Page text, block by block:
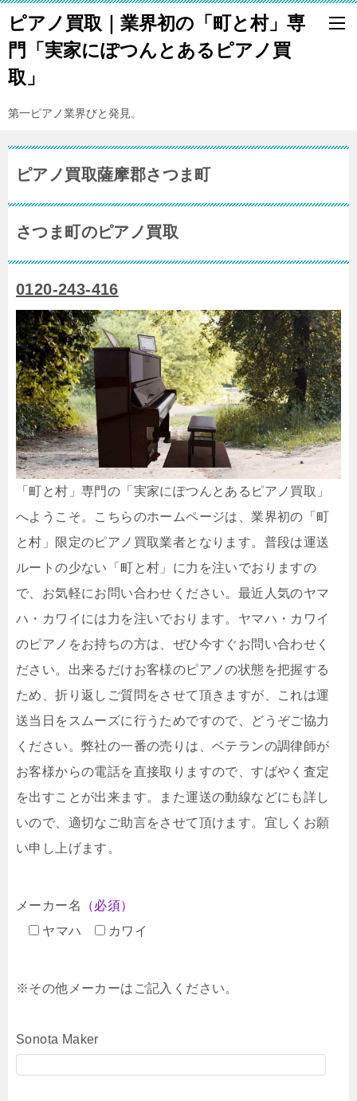
ピアノ買取｜業界初の「町と村」専
門「実家にぽつんとあるピアノ買
取」
第一ピアノ業界びと発見。
ピアノ買取薩摩郡さつま町
さつま町のピアノ買取
0120-243-416
「町と村」専門の「実家にぽつんとあるピアノ買取」
へようこそ。こちらのホームページは、業界初の「町
と村」限定のピアノ買取業者となります。普段は運送
ルートの少ない「町と村」に力を注いでおりますの
で、お気軽にお問い合わせください。最近人気のヤマ
ハ・カワイには力を注いでおります。ヤマハ・カワイ
のピアノをお持ちの方は、ぜひ今すぐお問い合わせく
ださい。出来るだけお客様のピアノの状態を把握する
ため、折り返しご質問をさせて頂きますが、これは運
送当日をスムーズに行うためですので、どうぞご協力
ください。弊社の一番の売りは、ベテランの調律師が
お客様からの電話を直接取りますので、すばやく査定
を出すことが出来ます。また運送の動線などにも詳し
いので、適切なご助言をさせて頂けます。宜しくお願
い申し上げます。
メーカー名
（必須）
ヤマハ
カワイ
※その他メーカーはご記入ください。
Sonota Maker